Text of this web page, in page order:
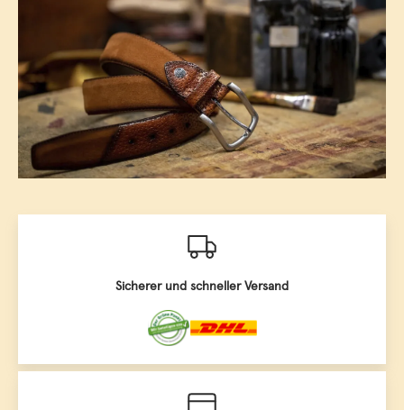
Sicherer und schneller Versand